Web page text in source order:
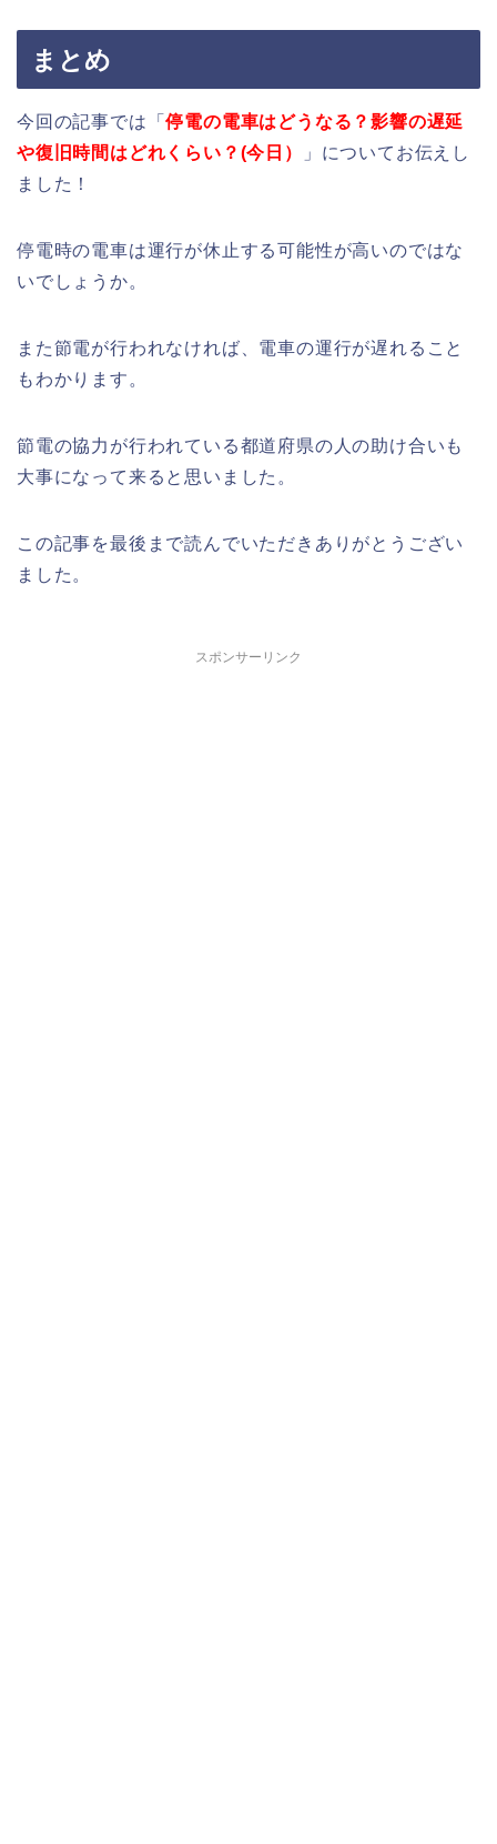
まとめ
今回の記事では「停電の電車はどうなる？影響の遅延
や復旧時間はどれくらい？(今日）
」についてお伝えし
ました！
停電時の電車は運行が休止する可能性が高いのではな
いでしょうか。
また節電が行われなければ、電車の運行が遅れること
もわかります。
節電の協力が行われている都道府県の人の助け合いも
大事になって来ると思いました。
この記事を最後まで読んでいただきありがとうござい
ました。
スポンサーリンク